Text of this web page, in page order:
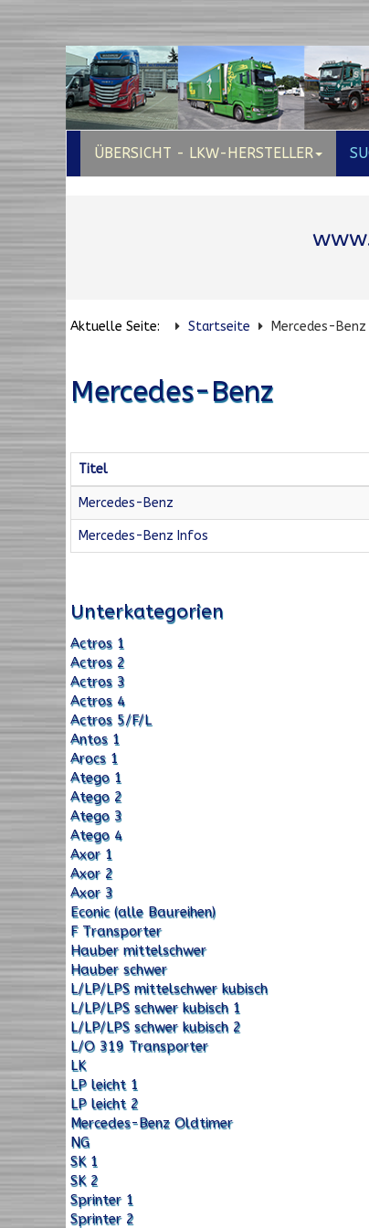
ÜBERSICHT - LKW-HERSTELLER
Aktuelle Seite: Startseite Mercedes-Benz
Mercedes-Benz
Titel
Mercedes-Benz
Mercedes-Benz Infos
Unterkategorien
Actros 1
Actros 2
Actros 3
Actros 4
Actros 5/F/L
Antos 1
Arocs 1
Atego 1
Atego 2
Atego 3
Atego 4
Axor 1
Axor 2
Axor 3
Econic (alle Baureihen)
F Transporter
Hauber mittelschwer
Hauber schwer
L/LP/LPS mittelschwer kubisch
L/LP/LPS schwer kubisch 1
L/LP/LPS schwer kubisch 2
L/O 319 Transporter
LK
LP leicht 1
LP leicht 2
Mercedes-Benz Oldtimer
NG
SK 1
SK 2
Sprinter 1
Sprinter 2